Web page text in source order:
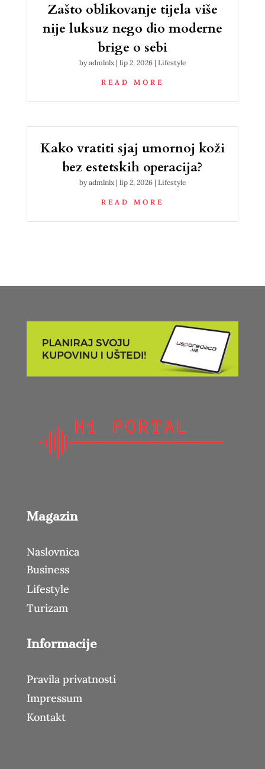
Zašto oblikovanje tijela više
nije luksuz nego dio moderne
brige o sebi
byadmlnlx| lip 2, 2026| Lifestyle
READ MORE
Kako vratiti sjaj umornoj koži
bez estetskih operacija?
byadmlnlx| lip 2, 2026| Lifestyle
READ MORE
Magazin
Naslovnica
Business
Lifestyle
Turizam
Informacije
Pravila privatnosti
Impressum
Kontakt